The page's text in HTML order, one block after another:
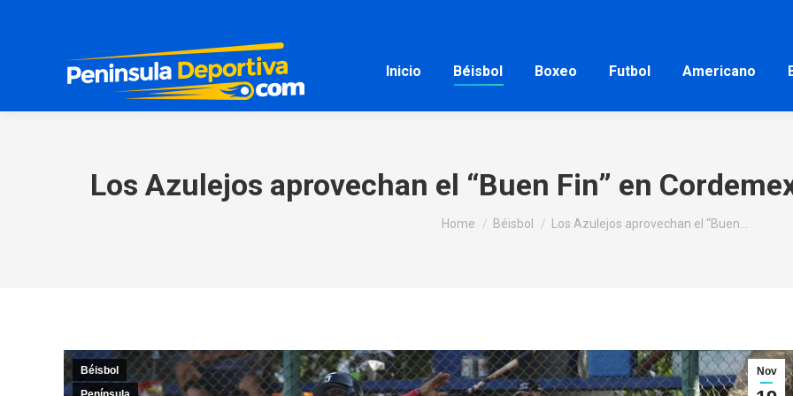
Inicio Béisbol Boxeo Futbol Americano
Los Azulejos aprovechan el “Buen Fin” en
You are here:
Home Béisbol Los Azulejos aprovechan el “Buen…
Nov
Béisbol